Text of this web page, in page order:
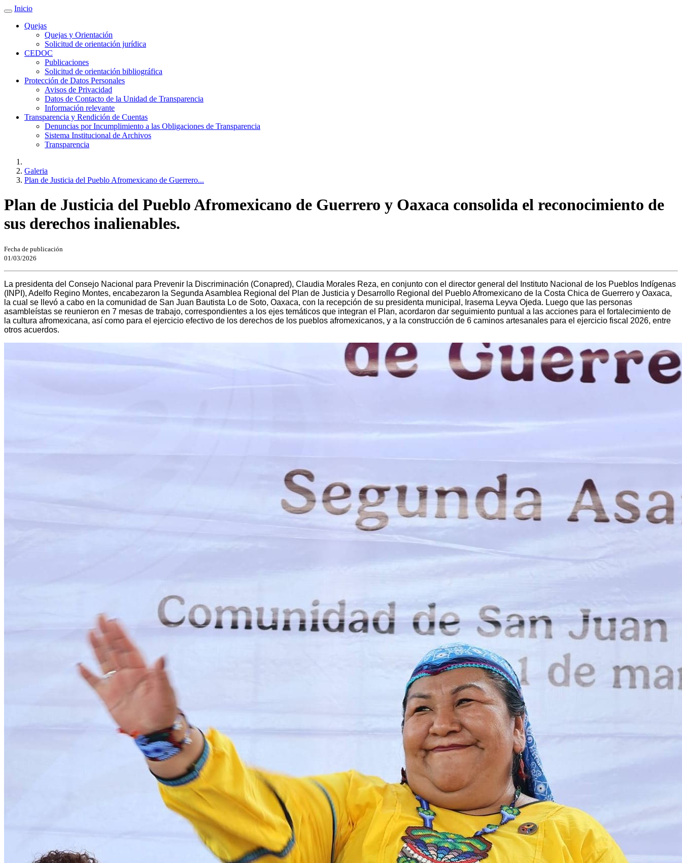
Inicio
Quejas
Quejas y Orientación
Solicitud de orientación jurídica
CEDOC
Publicaciones
Solicitud de orientación bibliográfica
Protección de Datos Personales
Avisos de Privacidad
Datos de Contacto de la Unidad de Transparencia
Información relevante
Transparencia y Rendición de Cuentas
Denuncias por Incumplimiento a las Obligaciones de Transparencia
Sistema Institucional de Archivos
Transparencia
Galeria
Plan de Justicia del Pueblo Afromexicano de Guerrero...
Plan de Justicia del Pueblo Afromexicano de Guerrero y Oaxaca consolida el reconocimiento de
sus derechos inalienables.
Fecha de publicación
01/03/2026
La presidenta del Consejo Nacional para Prevenir la Discriminación (Conapred), Claudia Morales Reza, en conjunto con el director general del Instituto Nacional de los Pueblos Indígenas
(INPI), Adelfo Regino Montes, encabezaron la Segunda Asamblea Regional del Plan de Justicia y Desarrollo Regional del Pueblo Afromexicano de la Costa Chica de Guerrero y Oaxaca,
la cual se llevó a cabo en la comunidad de San Juan Bautista Lo de Soto, Oaxaca, con la recepción de su presidenta municipal, Irasema Leyva Ojeda. Luego que las personas
asambleístas se reunieron en 7 mesas de trabajo, correspondientes a los ejes temáticos que integran el Plan, acordaron dar seguimiento puntual a las acciones para el fortalecimiento de
la cultura afromexicana, así como para el ejercicio efectivo de los derechos de los pueblos afromexicanos, y a la construcción de 6 caminos artesanales para el ejercicio fiscal 2026, entre
otros acuerdos.